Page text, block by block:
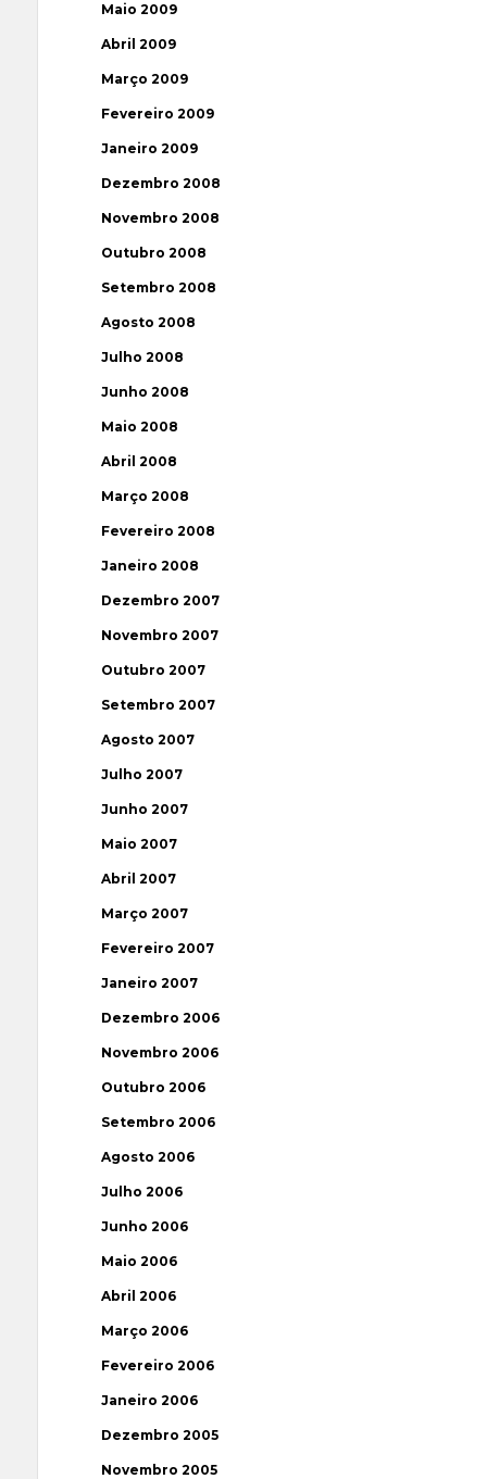
Maio 2009
Abril 2009
Março 2009
Fevereiro 2009
Janeiro 2009
Dezembro 2008
Novembro 2008
Outubro 2008
Setembro 2008
Agosto 2008
Julho 2008
Junho 2008
Maio 2008
Abril 2008
Março 2008
Fevereiro 2008
Janeiro 2008
Dezembro 2007
Novembro 2007
Outubro 2007
Setembro 2007
Agosto 2007
Julho 2007
Junho 2007
Maio 2007
Abril 2007
Março 2007
Fevereiro 2007
Janeiro 2007
Dezembro 2006
Novembro 2006
Outubro 2006
Setembro 2006
Agosto 2006
Julho 2006
Junho 2006
Maio 2006
Abril 2006
Março 2006
Fevereiro 2006
Janeiro 2006
Dezembro 2005
Novembro 2005